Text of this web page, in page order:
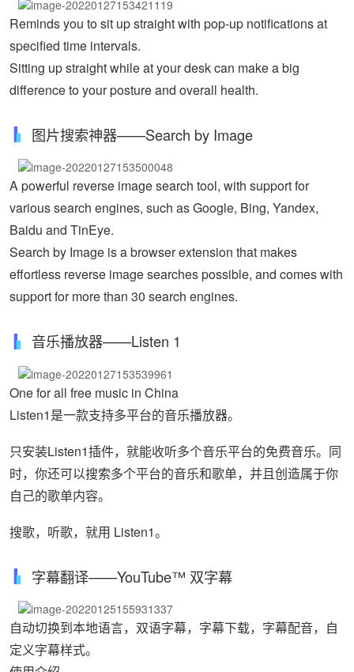
Reminds you to sit up straight with pop-up notifications at
specified time intervals.
Sitting up straight while at your desk can make a big
difference to your posture and overall health.
图片搜索神器——Search by Image
A powerful reverse image search tool, with support for
various search engines, such as Google, Bing, Yandex,
Baidu and TinEye.
Search by Image is a browser extension that makes
effortless reverse image searches possible, and comes with
support for more than 30 search engines.
音乐播放器——Listen 1
One for all free music in China
Listen1是一款支持多平台的音乐播放器。
只安装Listen1插件，就能收听多个音乐平台的免费音乐。同
时，你还可以搜索多个平台的音乐和歌单，并且创造属于你
自己的歌单内容。
搜歌，听歌，就用 Listen1。
字幕翻译——YouTube™ 双字幕
自动切换到本地语言，双语字幕，字幕下载，字幕配音，自
定义字幕样式。